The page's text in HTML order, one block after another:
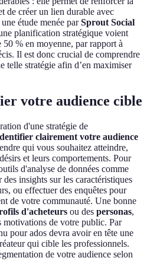
de créer un lien durable avec
étude menée parSprout Social
planification stratégique voient
50 % en moyenne, par rapport à
Il est donc crucial de comprendre
telle stratégie afin d’en maximiser
votre audience cible
d'une stratégie de
clairement votre audience
qui vous souhaitez atteindre,
et leurs comportements. Pour
d'analyse de données comme
insights sur les caractéristiques
ou effectuer des enquêtes pour
de votre communauté. Une bonne
d'acheteurs ou des personas,
motivations de votre public. Par
pour ados devra avoir en tête une
qui cible les professionnels.
de votre audience selon